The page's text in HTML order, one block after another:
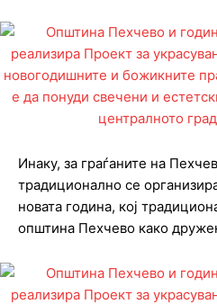
Инаку, за граѓаните на
традиционално се
новата година, кој
општина Пехчево како